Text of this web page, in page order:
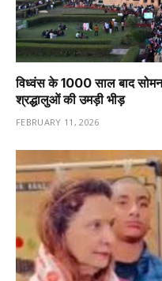
विध्वंस के 1000 साल बाद
श्रद्धालुओं की उमड़ी भीड़
FEBRUARY 11, 2026